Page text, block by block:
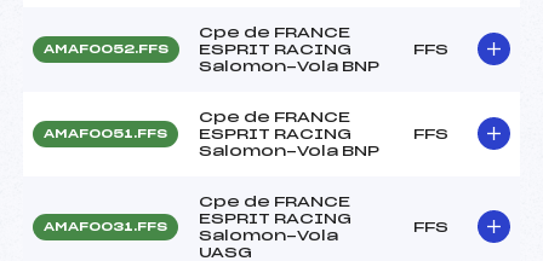
AMAF0052.FFS
Cpe de FRANCE
ESPRIT RACING
Salomon-Vola BNP
FFS
AMAF0051.FFS
Cpe de FRANCE
ESPRIT RACING
Salomon-Vola BNP
FFS
AMAF0031.FFS
Cpe de FRANCE
ESPRIT RACING
Salomon-Vola
UASG
FFS